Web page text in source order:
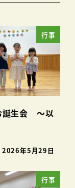
行事
誕生会 ～以
2026年5月29日
行事